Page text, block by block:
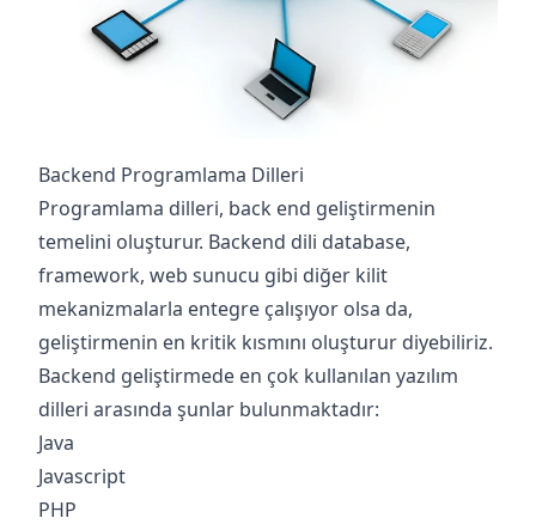
Backend Programlama Dilleri
Programlama dilleri, back end geliştirmenin
temelini oluşturur. Backend dili database,
framework, web sunucu gibi diğer kilit
mekanizmalarla entegre çalışıyor olsa da,
geliştirmenin en kritik kısmını oluşturur diyebiliriz.
Backend geliştirmede en çok kullanılan yazılım
dilleri arasında şunlar bulunmaktadır:
Java
Javascript
PHP